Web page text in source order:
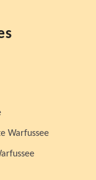
Warfussee